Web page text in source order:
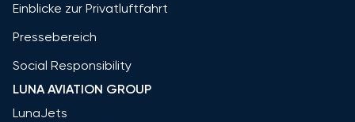
Einblicke zur Privatluftfahrt
Pressebereich
Social Responsibility
LUNA AVIATION GROUP
LunaJets